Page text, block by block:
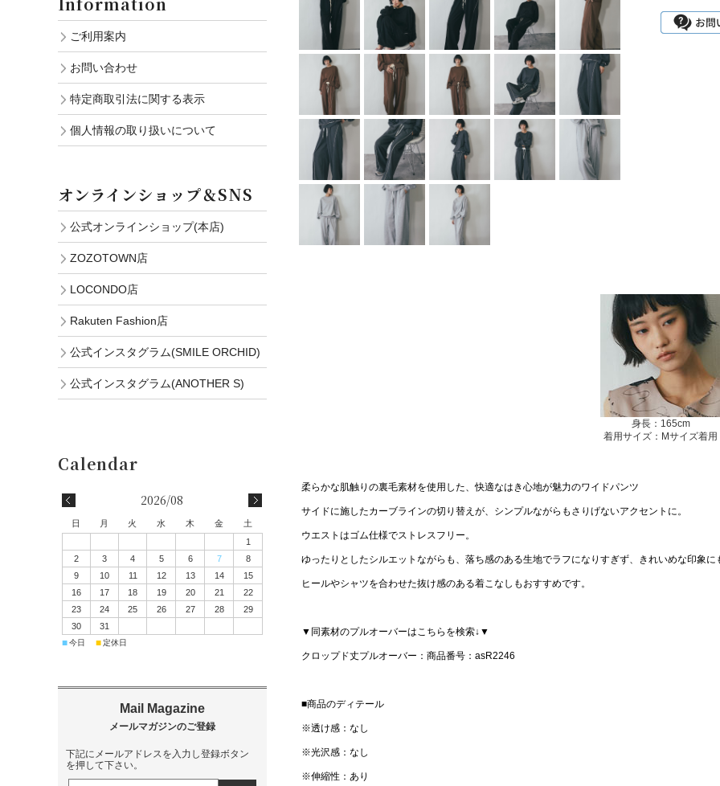
身長：165cm
着用サイズ：Mサイズ着用
柔らかな肌触りの裏毛素材を使用した、快適なはき心地が魅力のワイドパンツ
サイドに施したカーブラインの切り替えが、シンプルながらもさりげないアクセントに。
ウエストはゴム仕様でストレスフリー。
ゆったりとしたシルエットながらも、落ち感のある生地でラフになりすぎず、きれいめな印象
ヒールやシャツを合わせた抜け感のある着こなしもおすすめです。
▼同素材のプルオーバーはこちらを検索↓▼
クロップド丈プルオーバー：商品番号：asR2246
■商品のディテール
※透け感：なし
※光沢感：なし
※伸縮性：あり
ご利用案内
お問い合わせ
特定商取引法に関する表示
個人情報の取り扱いについて
オンラインショップ＆SNS
公式オンラインショップ(本店)
ZOZOTOWN店
LOCONDO店
Rakuten Fashion店
公式インスタグラム(SMILE ORCHID)
公式インスタグラム(ANOTHER S)
2026/08
日 月 火 水 木 金
土
1
2
3 4 5 6 7
8
9
10 11 12 13 14
15
16
17 18 19 20 21
22
23
24 25 26 27 28
29
30
31
■今日 ■定休日
下記にメールアドレスを入力し登録ボタン
を押して下さい。